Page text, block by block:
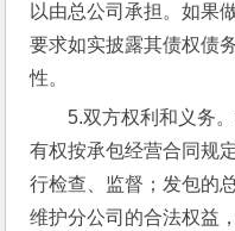
以由总公司承担。如果
要求如实披露其债权债
性。
5.双方权利和义务
有权按承包经营合同规
行检查、监督；发包的
维护分公司的合法权益